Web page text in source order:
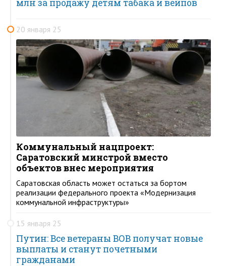
млн за продажу детям табака и вейпов
20 января 25
Коммунальный нацпроект:
Саратовский минстрой вместо
объектов внес мероприятия
Саратовская область может остаться за бортом
реализации федерального проекта «Модернизация
коммунальной инфраструктуры»
15 января 25
Путин: Все ветераны ВОВ получат новые
выплаты и станут почетными
гражданами